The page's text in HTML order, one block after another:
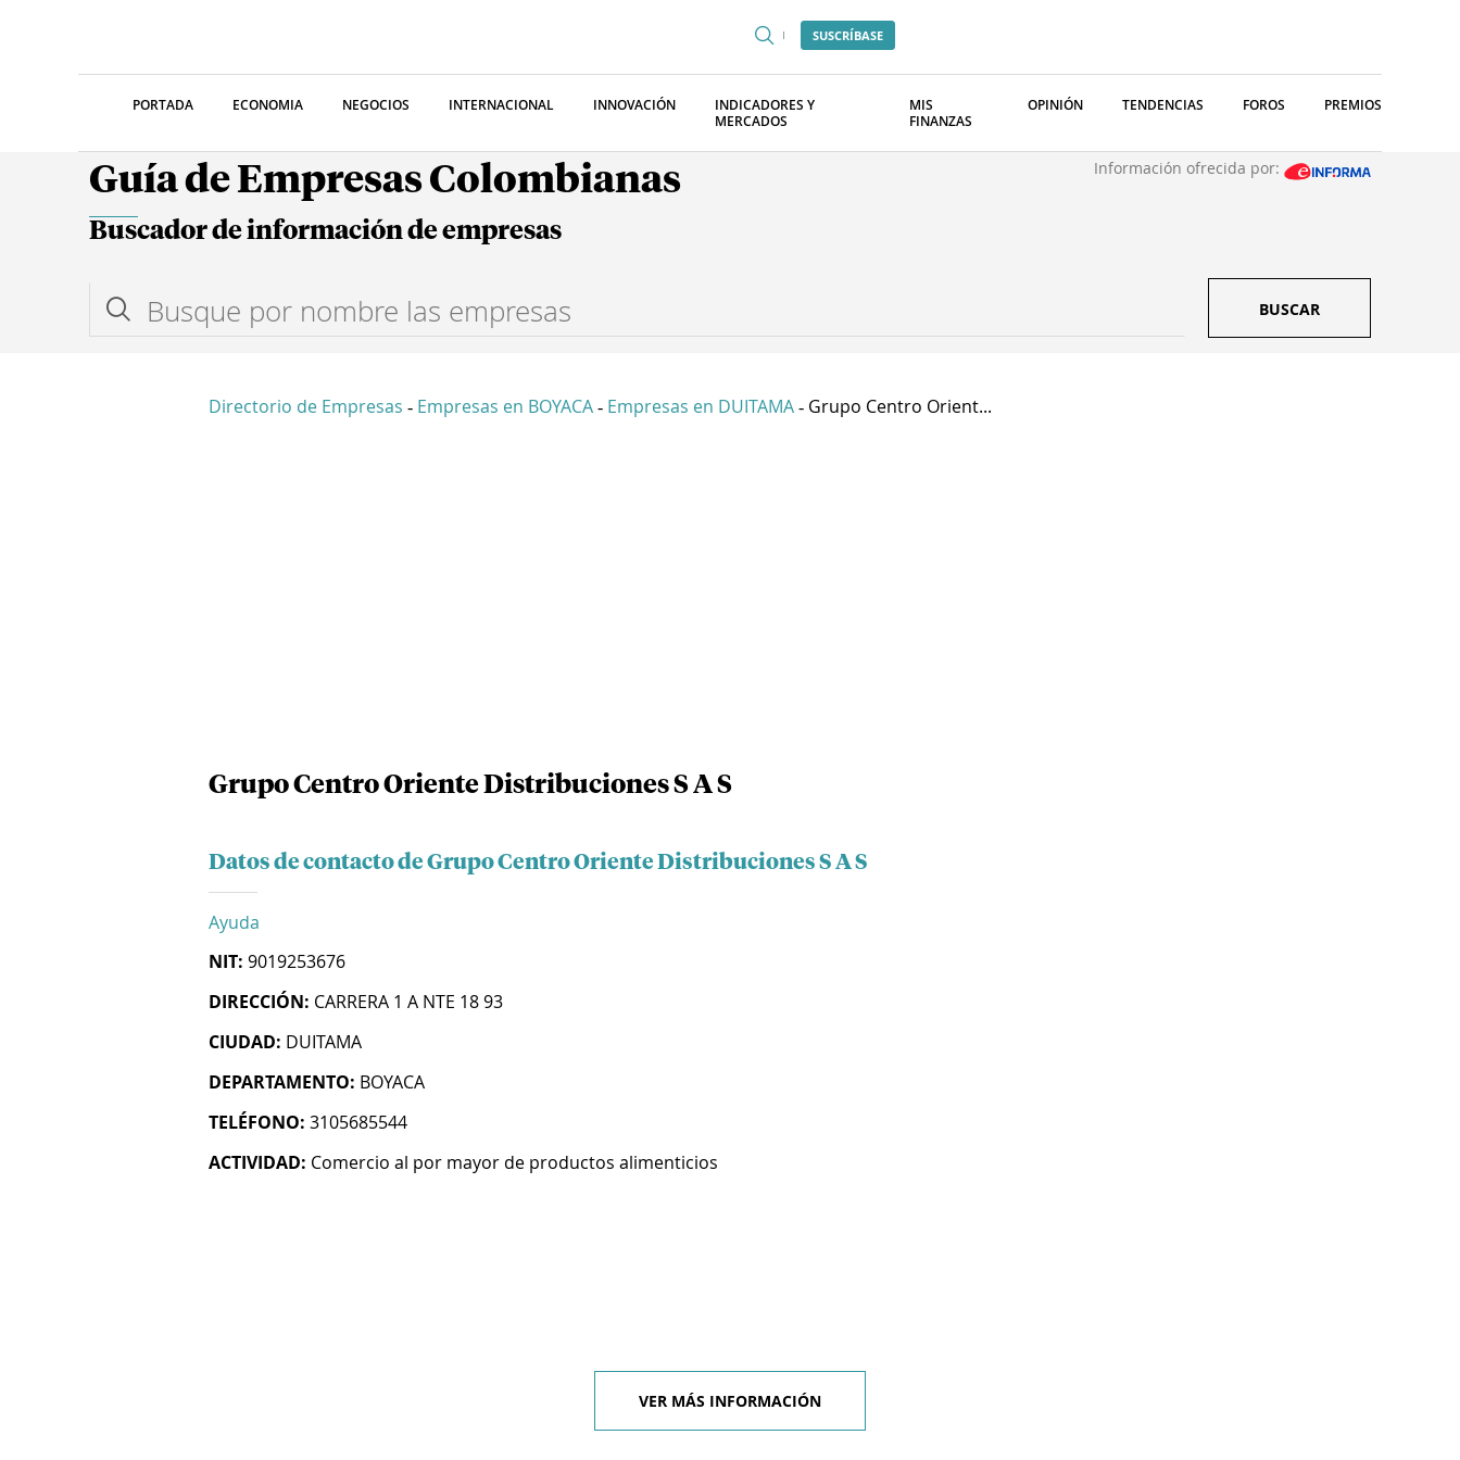
SUSCRÍBASE
PORTADA ECONOMIA NEGOCIOS INTERNACIONAL INNOVACIÓN
INDICADORES Y
MERCADOS
MIS
FINANZAS
OPINIÓN TENDENCIAS FOROS PREMIOS
Guía de Empresas Colombianas Información ofrecida por:
Buscador de información de empresas
BUSCAR
Directorio de Empresas - Empresas en BOYACA - Empresas en DUITAMA - Grupo Centro Orient...
Grupo Centro Oriente Distribuciones S A S
Datos de contacto de Grupo Centro Oriente Distribuciones S A S
Ayuda
NIT: 9019253676
DIRECCIÓN: CARRERA 1 A NTE 18 93
CIUDAD: DUITAMA
DEPARTAMENTO: BOYACA
TELÉFONO: 3105685544
ACTIVIDAD: Comercio al por mayor de productos alimenticios
VER MÁS INFORMACIÓN